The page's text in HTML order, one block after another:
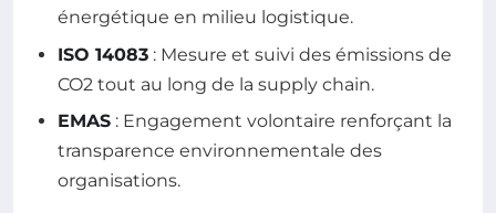
énergétique en milieu logistique.
ISO 14083 : Mesure et suivi des émissions de
CO2 tout au long de la supply chain.
EMAS : Engagement volontaire renforçant la
transparence environnementale des
organisations.